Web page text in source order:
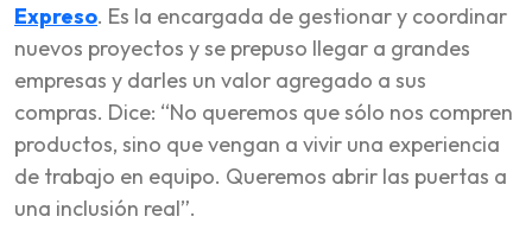
Expreso. Es la encargada de gestionar y coordinar
nuevos proyectos y se prepuso llegar a grandes
empresas y darles un valor agregado a sus
compras. Dice: “No queremos que sólo nos compren
productos, sino que vengan a vivir una experiencia
de trabajo en equipo. Queremos abrir las puertas a
una inclusión real”.